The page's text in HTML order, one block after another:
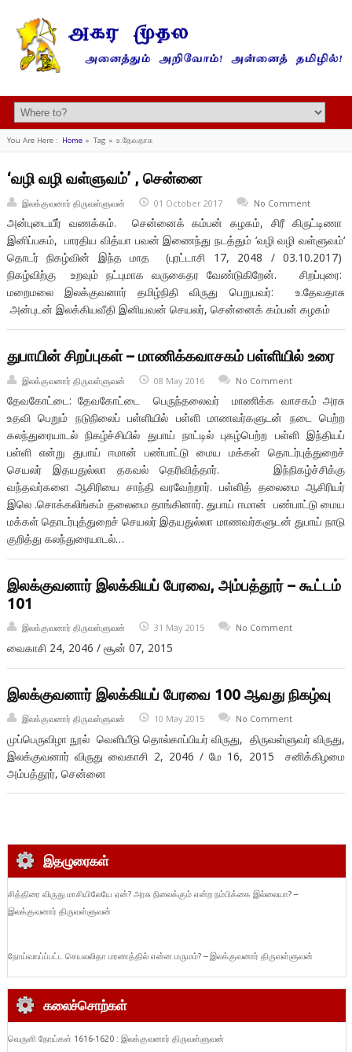
You Are Here : Home» Tag » உ.தேவதாசு
‘வழி வழி வள்ளுவம்’ , சென்னை
இலக்குவனார் திருவள்ளுவன் 01 October 2017 No Comment
அன்புடையீர் வணக்கம். சென்னைக் கம்பன் கழகம், சிரீ கிருட்டிணா
இனிப்பகம், பாரதிய வித்யா பவன் இணைந்து நடத்தும் ‘வழி வழி வள்ளுவம்‘
தொடர் நிகழ்வின் இந்த மாத (புரட்டாசி 17, 2048 / 03.10.2017)
நிகழ்விற்கு உறவும் நட்புமாக வருகைதர வேண்டுகிறேன். சிறப்புரை:
மறைமலை இலக்குவனார் தமிழ்நிதி விருது பெறுபவர்: உ.தேவதாசு
அன்புடன் இலக்கியவீதி இனியவன் செயலர், சென்னைக் கம்பன் கழகம்
துபாயின் சிறப்புகள் – மாணிக்கவாசகம் பள்ளியில் உரை
இலக்குவனார் திருவள்ளுவன் 08 May 2016 No Comment
தேவகோட்டை: தேவகோட்டை பெருந்தலைவர் மாணிக்க வாசகம் அரசு
உதவி பெறும் நடுநிலைப் பள்ளியில் பள்ளி மாணவர்களுடன் நடை பெற்ற
கலந்துரையாடல் நிகழ்ச்சியில் துபாய் நாட்டில் புகழ்பெற்ற பள்ளி இந்தியப்
பள்ளி என்று துபாய் ஈமான் பண்பாட்டு மைய மக்கள் தொடர்புத்துறைச்
செயலர் இதயதுல்லா தகவல் தெரிவித்தார். இந்நிகழ்ச்சிக்கு
வந்தவர்களை ஆசிரியை சாந்தி வரவேற்றார். பள்ளித் தலைமை ஆசிரியர்
இலெ .சொக்கலிங்கம் தலைமை தாங்கினார். துபாய் ஈமான் பண்பாட்டு மைய
மக்கள் தொடர்புத்துறைச் செயலர் இதயதுல்லா மாணவர்களுடன் துபாய் நாடு
குறித்து கலந்துரையாடல்…
இலக்குவனார் இலக்கியப் பேரவை, அம்பத்தூர் – கூட்டம்
101
இலக்குவனார் திருவள்ளுவன் 31 May 2015 No Comment
வைகாசி 24, 2046 / சூன் 07, 2015
இலக்குவனார் இலக்கியப் பேரவை 100 ஆவது நிகழ்வு
இலக்குவனார் திருவள்ளுவன் 10 May 2015 No Comment
முப்பெருவிழா நூல் வெளியீடு தொல்காப்பியர் விருது, திருவள்ளுவர் விருது,
இலக்குவனார் விருது வைகாசி 2, 2046 / மே 16, 2015 சனிக்கிழமை
அம்பத்தூர், சென்னை
இதழுரைகள்
சித்திரை விருது மாசியிலேயே ஏன்? அரசு நிலைக்கும் என்ற நம்பிக்கை இல்லையா? –
இலக்குவனார் திருவள்ளுவன்
நோய்வாய்ப்பட்ட செயலலிதா மரணத்தில் என்ன மருமம்? – இலக்குவனார் திருவள்ளுவன்
கலைச்சொற்கள்
வெருளி நோய்கள் 1616-1620 : இலக்குவனார் திருவள்ளுவன்